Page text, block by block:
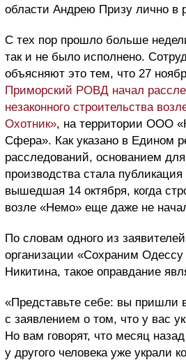
области Андрею Призу лично в
С тех пор прошло больше
так и не было исполнено.
объясняют это тем, что 27
Приморский РОВД начал
незаконного строительства
Охотник», на территории ООО
Сфера». Как указано в Едином
расследований, основанием для
производства стала
вышедшая 14 октября, когда
возле «Немо» еще даже не
По словам одного из
организации «Сохраним
Никитина, такое оправдание
«Представьте себе: вы пришли
с заявлением о том, что у вас
Но вам говорят, что месяц
у другого человека уже украли